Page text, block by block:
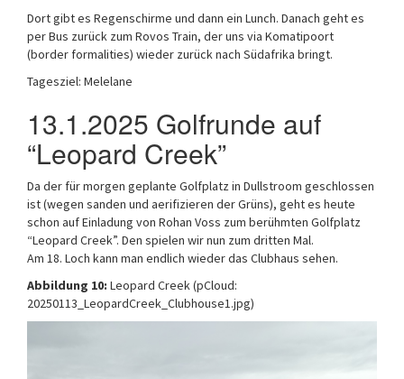
Dort gibt es Regenschirme und dann ein Lunch. Danach geht es
per Bus zurück zum Rovos Train, der uns via Komatipoort
(border formalities) wieder zurück nach Südafrika bringt.
Tagesziel: Melelane
13.1.2025 Golfrunde auf
“Leopard Creek”
Da der für morgen geplante Golfplatz in Dullstroom geschlossen
ist (wegen sanden und aerifizieren der Grüns), geht es heute
schon auf Einladung von Rohan Voss zum berühmten Golfplatz
“Leopard Creek”. Den spielen wir nun zum dritten Mal.
Am 18. Loch kann man endlich wieder das Clubhaus sehen.
Abbildung 10: Leopard Creek (pCloud:
20250113_LeopardCreek_Clubhouse1.jpg)